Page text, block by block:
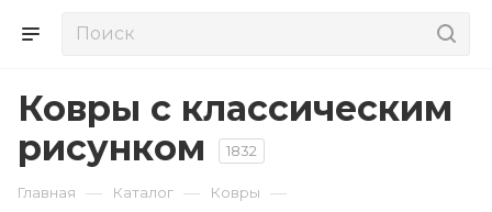
Ковры с классическим
рисунком
1832
Главная — Каталог — Ковры —